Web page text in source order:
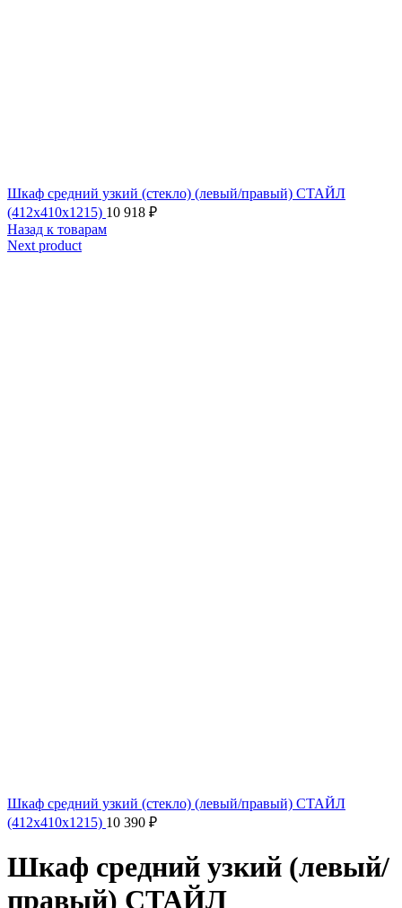
Шкаф средний узкий (стекло) (левый/правый) СТАЙЛ
(412х410х1215) 10 918 ₽
Назад к товарам
Next product
Шкаф средний узкий (стекло) (левый/правый) СТАЙЛ
(412х410х1215) 10 390 ₽
Шкаф средний узкий (левый/
правый) СТАЙЛ